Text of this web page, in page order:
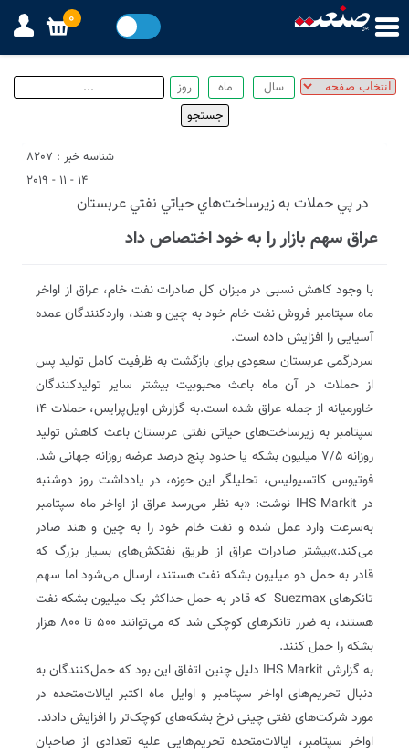
شناسه خبر : 8207
14 - 11 - 2019
در پي حملات به زيرساخت‌هاي حياتي نفتي عربستان
عراق سهم بازار را به خود اختصاص داد
با وجود کاهش نسبی در میزان کل صادرات نفت خام، عراق از اواخر
ماه سپتامبر فروش نفت خام خود به چین و هند، واردکنندگان عمده
آسیایی را افزایش داده است.
سردرگمی عربستان سعودی برای بازگشت به ظرفیت کامل تولید پس
از حملات در آن ماه باعث محبوبیت بیشتر سایر تولیدکنندگان
خاورمیانه از جمله عراق شده است.به گزارش اویل‌پرایس، حملات ۱۴
سپتامبر به زیرساخت‌های حیاتی نفتی عربستان باعث کاهش تولید
روزانه ۷/۵ میلیون بشکه یا حدود پنج درصد عرضه روزانه جهانی شد.
فوتیوس کاتسیولیس، تحلیلگر این حوزه، در یادداشت روز دوشنبه
در IHS Markit نوشت: «به نظر می‌رسد عراق از اواخر ماه سپتامبر
به‌سرعت وارد عمل شده و نفت خام خود را به چین و هند صادر
می‌کند.»بیشتر صادرات عراق از طریق نفتکش‌های بسیار بزرگ که
قادر به حمل دو میلیون بشکه نفت هستند، ارسال می‌شود اما سهم
تانکرهای Suezmax که قادر به حمل حداکثر یک میلیون بشکه نفت
هستند، به ضرر تانکرهای کوچکی شد که می‌توانند ۵۰۰ تا ۸۰۰ هزار
بشکه را حمل کنند.
به گزارش IHS Markit دلیل چنین اتفاق این بود که حمل‌کنندگان به
دنبال تحریم‌های اواخر سپتامبر و اوایل ماه اکتبر ایالات‌متحده در
مورد شرکت‌های نفتی چینی نرخ بشکه‌های کوچک‌تر را افزایش دادند.
اواخر سپتامبر، ایالات‌متحده تحریم‌هایی علیه تعدادی از صاحبان
0